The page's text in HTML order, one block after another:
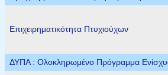
Επιχειρηματικότητα Πτυχιούχων
ΔΥΠΑ : Ολοκληρωμένο Πρόγραμμα